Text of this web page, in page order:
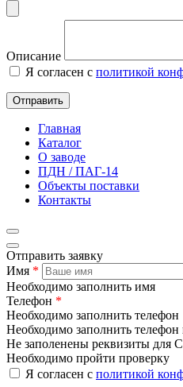
Описание
Я согласен с политикой
Отправить
Главная
Каталог
О заводе
ПДН / ПАГ-14
Объекты поставки
Контакты
Отправить заявку
Имя *
Необходимо заполнить имя
Телефон *
Необходимо заполнить телефон
Необходимо заполнить телефон
Не заполенены реквизиты для
Необходимо пройти проверку
Я согласен с политикой